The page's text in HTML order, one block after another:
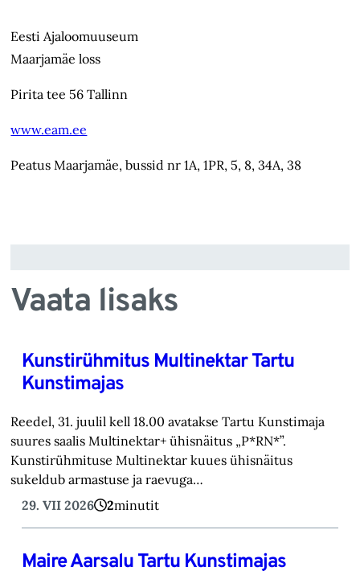
Eesti Ajaloomuuseum
Maarjamäe loss
Pirita tee 56 Tallinn
www.eam.ee
Peatus Maarjamäe, bussid nr 1A, 1PR, 5, 8, 34A, 38
Vaata lisaks
Kunstirühmitus Multinektar Tartu
Kunstimajas
Reedel, 31. juulil kell 18.00 avatakse Tartu Kunstimaja
suures saalis Multinektar+ ühisnäitus „P*RN*”.
Kunstirühmituse Multinektar kuues ühisnäitus
sukeldub armastuse ja raevuga…
29. VII 2026
2minutit
Maire Aarsalu Tartu Kunstimajas